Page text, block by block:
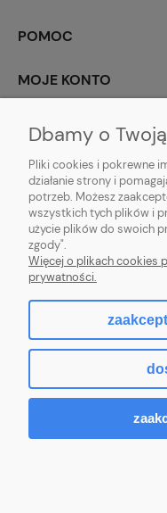
POMOC
MOJE KONTO
PŁATNOŚCI I DOSTAWA
INFORMACJE
O NAS
pokaż
facebook
Sklep
Dbamy o
Pliki cookies i pokrewne
działanie strony i
potrzeb. Możesz
wszystkich tych plików i
użycie plików do swoich
zgody".
Więcej o plikach cookies
prywatności.